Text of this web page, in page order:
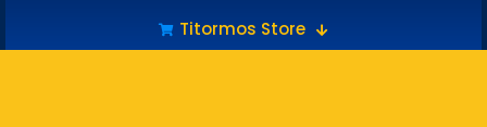
Titormos Store